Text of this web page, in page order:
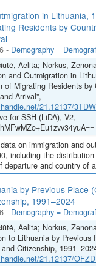
in Lithuania,
Residents by
- Demography =
Aelita; Norkus,
and Outmigration in
of Migrating Residents by
Arrival",
21.12137/
for SSH (LiDA), V2,
on immigration and
including the
departure and country of
by Previous Place
1991–2024
- Demography =
Aelita; Norkus,
to Lithuania by Previous
Citizenship,
21.12137/